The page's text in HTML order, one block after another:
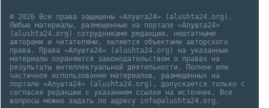
© 2026 Все права защищены «Алушта24» (alushta24.org).
Любые материалы, размещенные на портале «Алушта24»
(alushta24.org) сотрудниками редакции, нештатными
авторами и читателями, являются объектами авторского
права. Права «Алушта24» (alushta24.org) на указанные
материалы охраняются законодательством о правах на
результаты интеллектуальной деятельности. Полное или
частичное использование материалов, размещенных на
портале «Алушта24» (alushta24.org), допускается только с
согласия редакции с указанием ссылки на источник. Все
вопросы можно задать по адресу info@alushta24.org.